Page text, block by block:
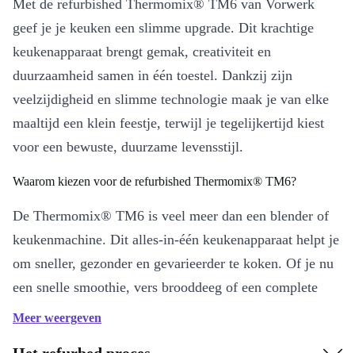
Met de refurbished Thermomix® TM6 van Vorwerk
geef je je keuken een slimme upgrade. Dit krachtige
keukenapparaat brengt gemak, creativiteit en
duurzaamheid samen in één toestel. Dankzij zijn
veelzijdigheid en slimme technologie maak je van elke
maaltijd een klein feestje, terwijl je tegelijkertijd kiest
voor een bewuste, duurzame levensstijl.
Waarom kiezen voor de refurbished Thermomix® TM6?
De Thermomix® TM6 is veel meer dan een blender of
keukenmachine. Dit alles-in-één keukenapparaat helpt je
om sneller, gezonder en gevarieerder te koken. Of je nu
een snelle smoothie, vers brooddeeg of een complete
maaltijd op tafel wilt zetten – de TM6 ondersteunt je bij
Meer weergeven